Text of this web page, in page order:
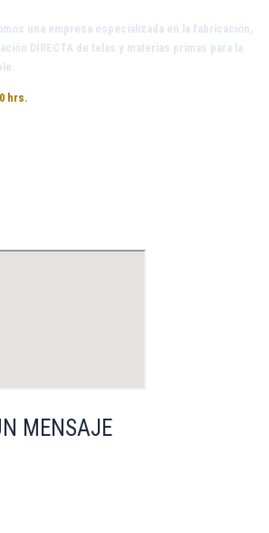
una empresa especializada en la fabricación,
DIRECTA de telas y materias primas para la
hrs.
MENSAJE